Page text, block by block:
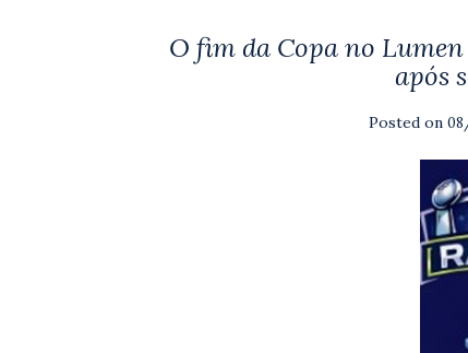
O fim da Copa no
após
Posted on